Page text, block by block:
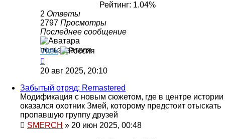
Рейтинг: 1.04%
2 Ответы
2797 Просмотры
Последнее сообщение
Vitek
20 авг 2025, 20:10
Забытый отряд: Remastered
Модификация с новым сюжетом, где в центре истории
оказался охотник Змей, которому предстоит отыскать
пропавшую группу друзей
SMERCH » 20 июн 2025, 00:48